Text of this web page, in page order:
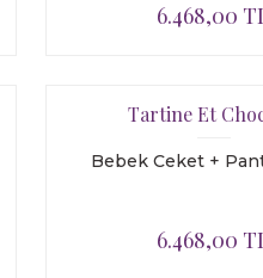
6.468,00
Tartine Et
Bebek Ceket +
6.468,00